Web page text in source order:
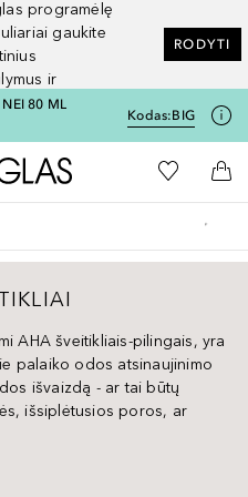
programėlę
gaukite
ir
RODYTI
NEI 80 ML
Kodas:BIG
Į Douglas pagrindinį
Į mano
Į
AHA šveitikliais-pilingais, yra
palaiko odos atsinaujinimo
išvaizdą - ar tai būtų
išsiplėtusios poros, ar